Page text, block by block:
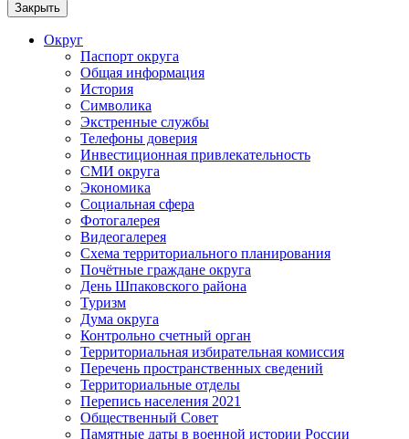
Закрыть
Округ
Паспорт округа
Общая информация
История
Символика
Экстренные службы
Телефоны доверия
Инвестиционная привлекательность
СМИ округа
Экономика
Социальная сфера
Фотогалерея
Видеогалерея
Схема территориального планирования
Почётные граждане округа
День Шпаковского района
Туризм
Дума округа
Контрольно счетный орган
Территориальная избирательная комиссия
Перечень пространственных сведений
Территориальные отделы
Перепись населения 2021
Общественный Совет
Памятные даты в военной истории России